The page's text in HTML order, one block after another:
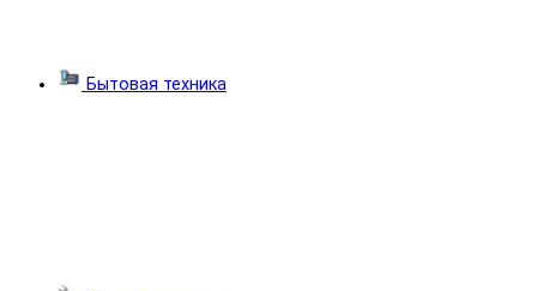
Бытовая техника